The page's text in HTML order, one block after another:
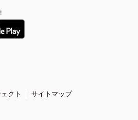
クト サイトマップ